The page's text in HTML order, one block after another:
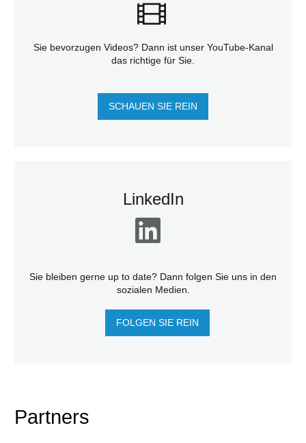
Sie bevorzugen Videos? Dann ist unser YouTube-Kanal
das richtige für Sie.
SCHAUEN SIE REIN
LinkedIn
Sie bleiben gerne up to date? Dann folgen Sie uns in den
sozialen Medien.
FOLGEN SIE REIN
Partners